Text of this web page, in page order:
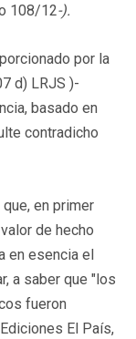
108/12-).
por la
d) LRJS )-
basado en
contradicho
en primer
de hecho
en esencia el
a saber que "los
fueron
El País,